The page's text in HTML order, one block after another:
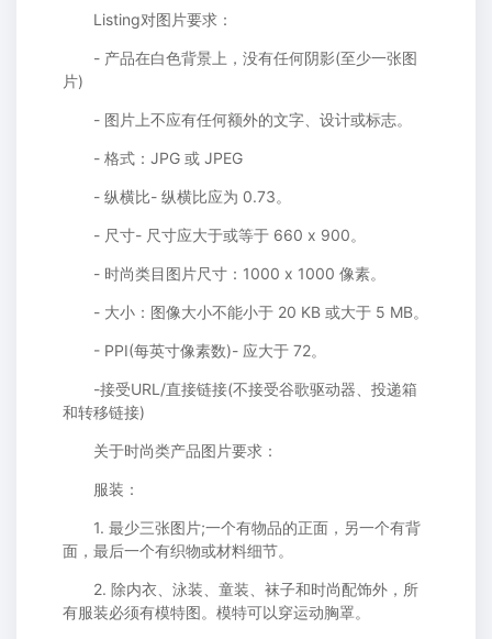
Listing对图片要求：
- 产品在白色背景上，没有任何阴影(至少一张图
片)
- 图片上不应有任何额外的文字、设计或标志。
- 格式：JPG 或 JPEG
- 纵横比- 纵横比应为 0.73。
- 尺寸- 尺寸应大于或等于 660 x 900。
- 时尚类目图片尺寸：1000 x 1000 像素。
- 大小：图像大小不能小于 20 KB 或大于 5 MB。
- PPI(每英寸像素数)- 应大于 72。
-接受URL/直接链接(不接受谷歌驱动器、投递箱
和转移链接)
关于时尚类产品图片要求：
服装：
1. 最少三张图片;一个有物品的正面，另一个有背
面，最后一个有织物或材料细节。
2. 除内衣、泳装、童装、袜子和时尚配饰外，所
有服装必须有模特图。模特可以穿运动胸罩。